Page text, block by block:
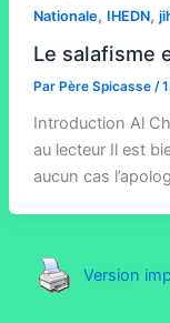
Nationale, IHEDN,
Le salafisme
Par Père Spicasse /
Introduction Al
au lecteur Il est
aucun cas
Version